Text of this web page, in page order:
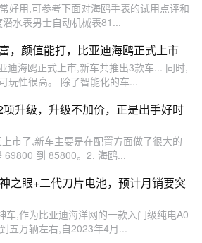
好用,可参考下面对海鸥手表的试用点评和
水表男士自动机械表81...
，颜值能打，比亚迪海鸥正式上市
迪海鸥正式上市,新车共推出3款车... 同时,
玩性很高。 除了智能化的车...
升级，升级不加价，正是出手好时
市了,新车主要是在配置方面做了很大的
69800 到 85800。2. 海鸥...
之眼+二代刀片电池，预计月销要突
车,作为比亚迪海洋网的一款入门级纯电A0
五万辆左右,自2023年4月...